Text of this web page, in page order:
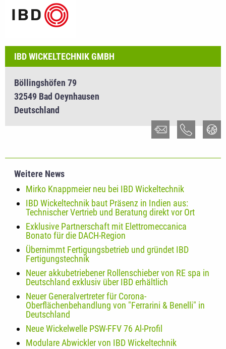
IBD WICKELTECHNIK GMBH
Böllingshöfen 79
32549 Bad Oeynhausen
Deutschland
Weitere News
Mirko Knappmeier neu bei IBD Wickeltechnik
IBD Wickeltechnik baut Präsenz in Indien aus:
Technischer Vertrieb und Beratung direkt vor Ort
Exklusive Partnerschaft mit Elettromeccanica
Bonato für die DACH-Region
Übernimmt Fertigungsbetrieb und gründet IBD
Fertigungstechnik
Neuer akkubetriebener Rollenschieber von RE spa in
Deutschland exklusiv über IBD erhältlich
Neuer Generalvertreter für Corona-
Oberflächenbehandlung von "Ferrarini & Benelli" in
Deutschland
Neue Wickelwelle PSW-FFV 76 Al-Profil
Modulare Abwickler von IBD Wickeltechnik